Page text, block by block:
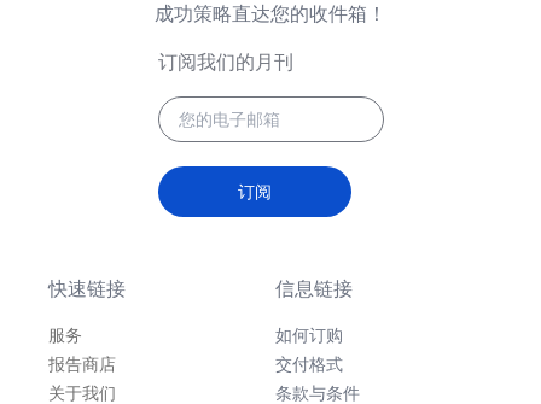
快速链接
服务
报告商店
关于我们
信息链接
如何订购
交付格式
条款与条件
成功策略直达您的收件箱！
订阅我们的月刊
订阅